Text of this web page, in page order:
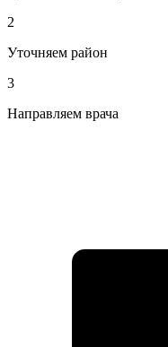
2
Уточняем район
3
Направляем врача